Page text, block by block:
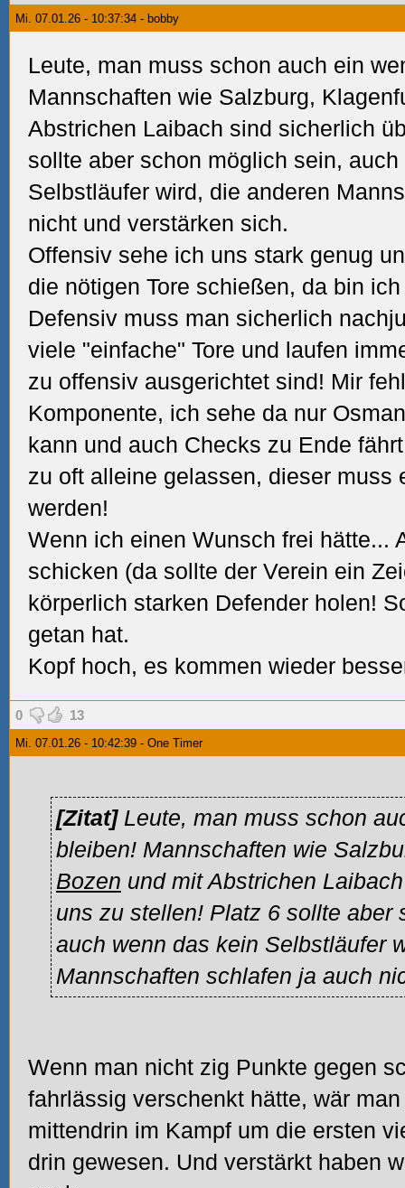
Mi. 07.01.26 - 10:37:34 - bobby
Leute, man muss schon auch ein
Mannschaften wie Salzburg,
Abstrichen Laibach sind sicherlich
sollte aber schon möglich sein,
Selbstläufer wird, die anderen
nicht und verstärken sich.
Offensiv sehe ich uns stark genug
die nötigen Tore schießen, da bin
Defensiv muss man sicherlich
viele "einfache" Tore und laufen
zu offensiv ausgerichtet sind! Mir
Komponente, ich sehe da nur
kann und auch Checks zu Ende
zu oft alleine gelassen, dieser muss
werden!
Wenn ich einen Wunsch frei hätte...
schicken (da sollte der Verein ein
körperlich starken Defender holen!
getan hat.
Kopf hoch, es kommen wieder
0 13
Mi. 07.01.26 - 10:42:39 - One Timer
[Zitat] Leute, man muss schon
bleiben! Mannschaften wie
Bozen und mit Abstrichen
uns zu stellen! Platz 6 sollte aber
auch wenn das kein Selbstläufer
Mannschaften schlafen ja auch
Wenn man nicht zig Punkte gegen
fahrlässig verschenkt hätte, wär
mittendrin im Kampf um die ersten
drin gewesen. Und verstärkt haben